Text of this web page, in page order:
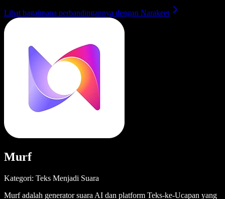
Lihat bagaimana perbandingannya dengan Narakeet
Murf
Kategori: Teks Menjadi Suara
Murf adalah generator suara AI dan platform Teks-ke-Ucapan yang